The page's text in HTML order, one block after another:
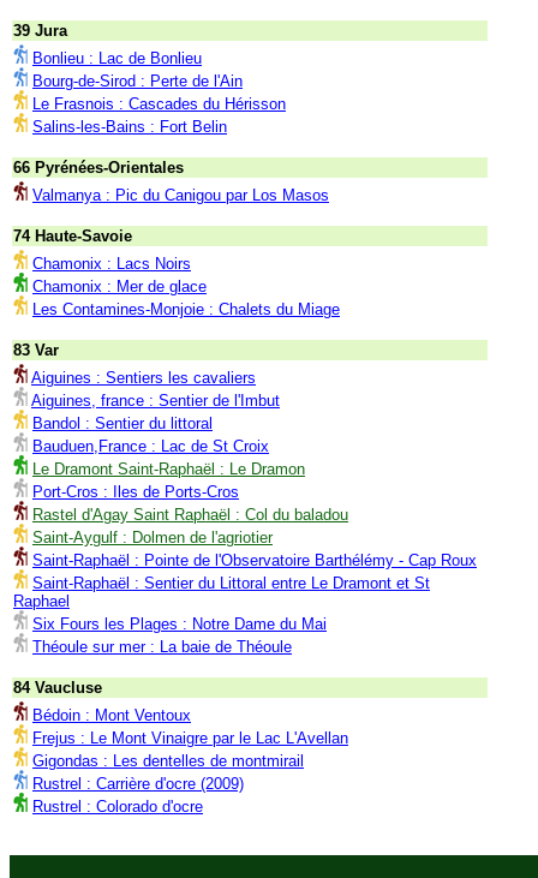
39 Jura
Bonlieu : Lac de Bonlieu
Bourg-de-Sirod : Perte de l'Ain
Le Frasnois : Cascades du Hérisson
Salins-les-Bains : Fort Belin
66 Pyrénées-Orientales
Valmanya : Pic du Canigou par Los Masos
74 Haute-Savoie
Chamonix : Lacs Noirs
Chamonix : Mer de glace
Les Contamines-Monjoie : Chalets du Miage
83 Var
Aiguines : Sentiers les cavaliers
Aiguines, france : Sentier de l'Imbut
Bandol : Sentier du littoral
Bauduen,France : Lac de St Croix
Le Dramont Saint-Raphaël : Le Dramon
Port-Cros : Iles de Ports-Cros
Rastel d'Agay Saint Raphaël : Col du baladou
Saint-Aygulf : Dolmen de l'agriotier
Saint-Raphaël : Pointe de l'Observatoire Barthélémy - Cap Roux
Saint-Raphaël : Sentier du Littoral entre Le Dramont et St
Raphael
Six Fours les Plages : Notre Dame du Mai
Théoule sur mer : La baie de Théoule
84 Vaucluse
Bédoin : Mont Ventoux
Frejus : Le Mont Vinaigre par le Lac L'Avellan
Gigondas : Les dentelles de montmirail
Rustrel : Carrière d'ocre (2009)
Rustrel : Colorado d'ocre